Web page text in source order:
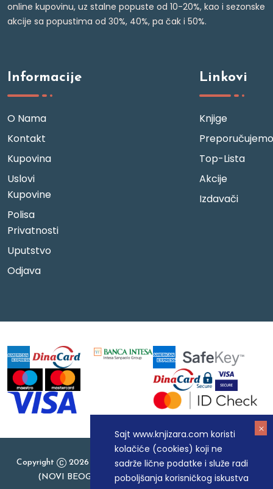
Sajt www.knjizara.com koristi
kolačiće (cookies) koji ne
sadrže lične podatke i služe radi
poboljšanja korisničkog iskustva
online kupovinu, uz stalne popuste od 10-20%, kao i sezonske
akcije sa popustima od 30%, 40%, pa čak i 50%.
Informacije
O Nama
Kontakt
Kupovina
Uslovi
Kupovine
Polisa
Privatnosti
Uputstvo
Odjava
Linkovi
Knjige
Preporučujemo
Top-Lista
Akcije
Izdavači
Copyright
2026 Knjizara.com - MAKART DOO BEOGRAD
(NOVI BEOGRAD), PIB: 105184104, MB: 20337524